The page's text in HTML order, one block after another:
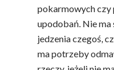
pokarmowych czy
upodobań. Nie ma
jedzenia czegoś,
ma potrzeby